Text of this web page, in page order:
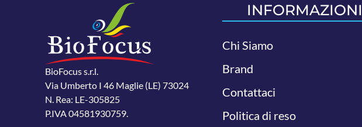
BioFocus s.r.l.
Via Umberto I 46 Maglie (LE) 73024
N. Rea: LE-305825
P.IVA 04581930759.
INFORMAZIONI
Chi Siamo
Brand
Contattaci
Politica di reso